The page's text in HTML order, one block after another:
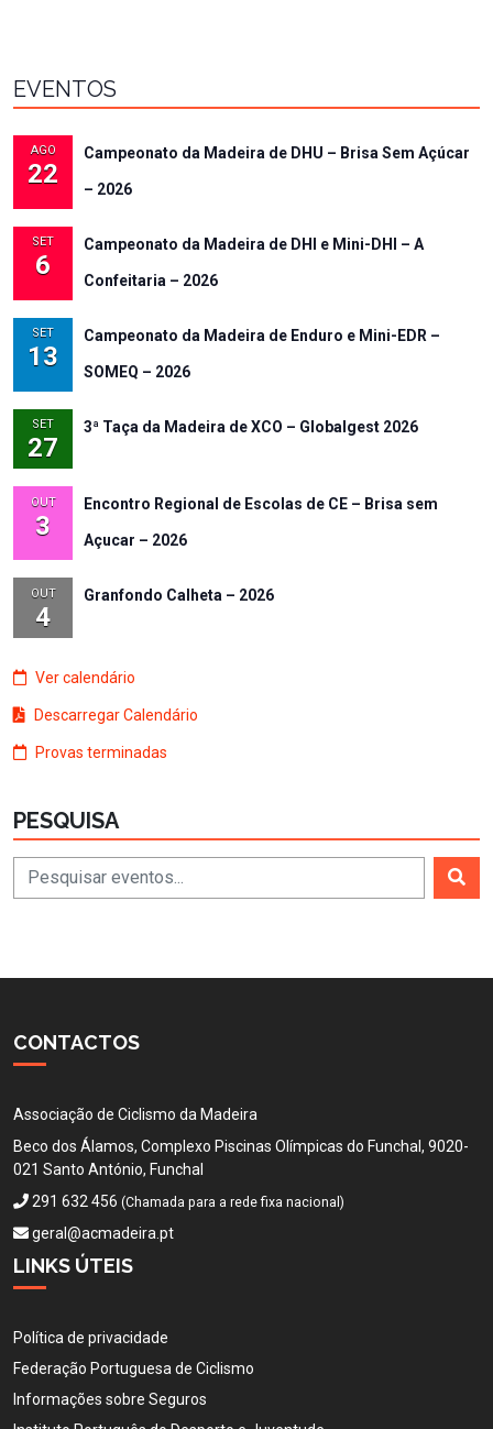
EVENTOS
AGO
22
Campeonato da Madeira de DHU – Brisa Sem Açúcar
– 2026
SET
6
Campeonato da Madeira de DHI e Mini-DHI – A
Confeitaria – 2026
SET
13
Campeonato da Madeira de Enduro e Mini-EDR –
SOMEQ – 2026
SET
27
3ª Taça da Madeira de XCO – Globalgest 2026
OUT
3
Encontro Regional de Escolas de CE – Brisa sem
Açucar – 2026
OUT
4
Granfondo Calheta – 2026
Ver calendário
Descarregar Calendário
Provas terminadas
PESQUISA
CONTACTOS
Associação de Ciclismo da Madeira
Beco dos Álamos, Complexo Piscinas Olímpicas do Funchal, 9020-
021 Santo António, Funchal
291 632 456 (Chamada para a rede fixa nacional)
geral@acmadeira.pt
LINKS ÚTEIS
Política de privacidade
Federação Portuguesa de Ciclismo
Informações sobre Seguros